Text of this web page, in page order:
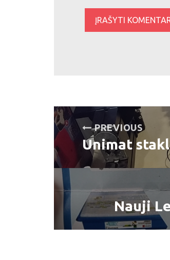
Navigacija
tarp
įrašų
PREVIOUS
Previous
post:
Unimat
Next
post:
Nauji